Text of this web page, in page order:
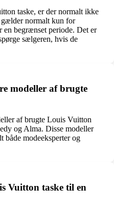
taske, er der normalt ikke
gælder normalt kun for
en begrænset periode. Det er
sælgeren, hvis de
modeller af brugte
af brugte Louis Vuitton
og Alma. Disse modeller
både modeeksperter og
Vuitton taske til en